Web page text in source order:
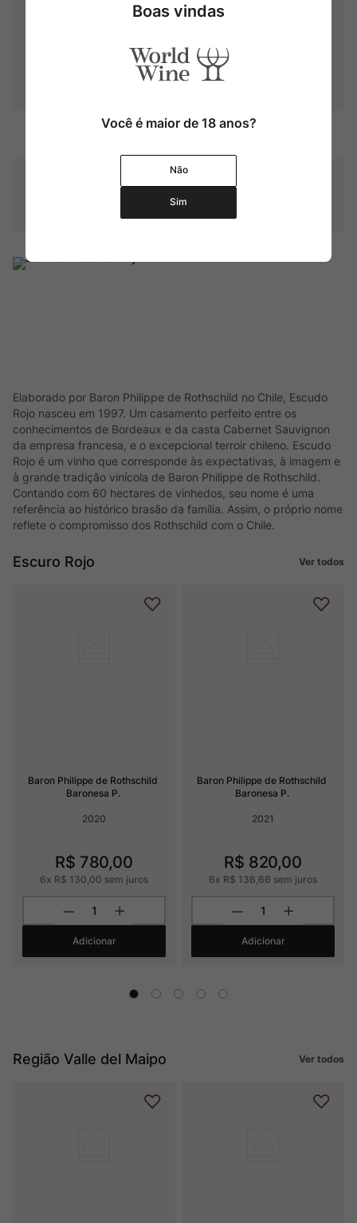
Frutas pretas maduras, como
pimenta-preta, além de
toques de baunilha,
caramelo, cedro, tabaco e
Carmenere, 5% Petit Verdot,
Elaborado por Baron Philippe de Rothschild no Chile, Escudo
Rojo nasceu em 1997. Um casamento perfeito entre os
conhecimentos de Bordeaux e da casta Cabernet Sauvignon
da empresa francesa, e o excepcional terroir chileno. Escudo
Rojo é um vinho que corresponde às expectativas, à imagem e
à grande tradição vinícola de Baron Philippe de Rothschild.
Contando com 60 hectares de vinhedos, seu nome é uma
referência ao histórico brasão da família. Assim, o próprio nome
reflete o compromisso dos Rothschild com o Chile.
Escuro Rojo Ver todos
Baron Philippe de Rothschild
Baronesa P.
2020
R$ 780,00
6x R$ 130,00 sem juros
Adicionar
Baron Philippe de Rothschild
Baronesa P.
2021
R$ 820,00
6x R$ 136,66 sem juros
Adicionar
Região Valle del Maipo Ver todos
Boas vindas
Você é maior de 18 anos?
Não
Sim